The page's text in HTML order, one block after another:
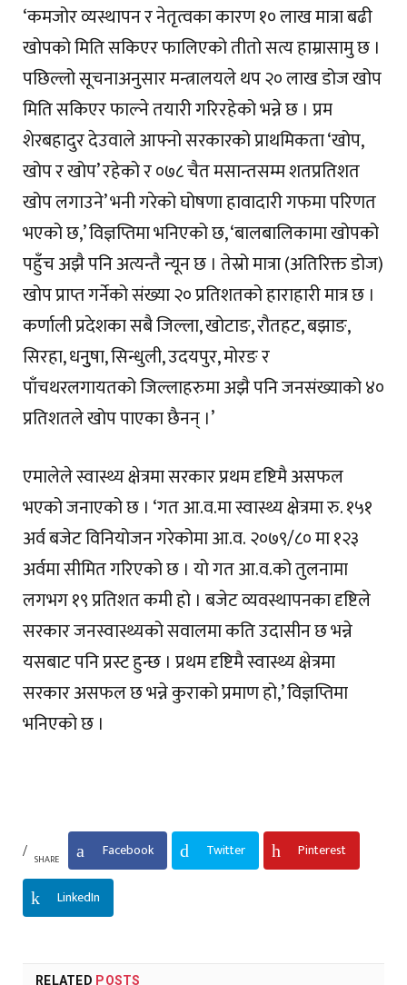
‘कमजोर व्यस्थापन र नेतृत्वका कारण १० लाख मात्रा बढी
खोपको मिति सकिएर फालिएको तीतो सत्य हाम्रासामु छ ।
पछिल्लो सूचनाअनुसार मन्त्रालयले थप २० लाख डोज खोप
मिति सकिएर फाल्ने तयारी गरिरहेको भन्ने छ । प्रम
शेरबहादुर देउवाले आफ्नो सरकारको प्राथमिकता ‘खोप,
खोप र खोप’ रहेको र ०७८ चैत मसान्तसम्म शतप्रतिशत
खोप लगाउने’ भनी गरेको घोषणा हावादारी गफमा परिणत
भएको छ,’ विज्ञप्तिमा भनिएको छ, ‘बालबालिकामा खोपको
पहुँच अझै पनि अत्यन्तै न्यून छ । तेस्रो मात्रा (अतिरिक्त डोज)
खोप प्राप्त गर्नेको संख्या २० प्रतिशतको हाराहारी मात्र छ ।
कर्णाली प्रदेशका सबै जिल्ला, खोटाङ, रौतहट, बझाङ,
सिरहा, धनुुषा, सिन्धुली, उदयपुर, मोरङ र
पाँचथरलगायतको जिल्लाहरुमा अझै पनि जनसंख्याको ४०
प्रतिशतले खोप पाएका छैनन् ।’
एमालेले स्वास्थ्य क्षेत्रमा सरकार प्रथम दृष्टिमै असफल
भएको जनाएको छ । ‘गत आ.व.मा स्वास्थ्य क्षेत्रमा रु. १५१
अर्व बजेट विनियोजन गरेकोमा आ.व. २०७९/८० मा १२३
अर्वमा सीमित गरिएको छ । यो गत आ.व.को तुलनामा
लगभग १९ प्रतिशत कमी हो । बजेट व्यवस्थापनका दृष्टिले
सरकार जनस्वास्थ्यको सवालमा कति उदासीन छ भन्ने
यसबाट पनि प्रस्ट हुन्छ । प्रथम दृष्टिमै स्वास्थ्य क्षेत्रमा
सरकार असफल छ भन्ने कुराको प्रमाण हो,’ विज्ञप्तिमा
भनिएको छ ।
SHARE Facebook Twitter Pinterest
LinkedIn
RELATED POSTS